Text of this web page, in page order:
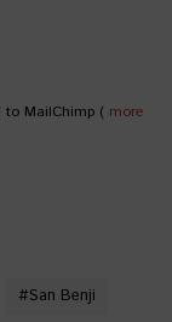
to MailChimp ( more
#San Benji